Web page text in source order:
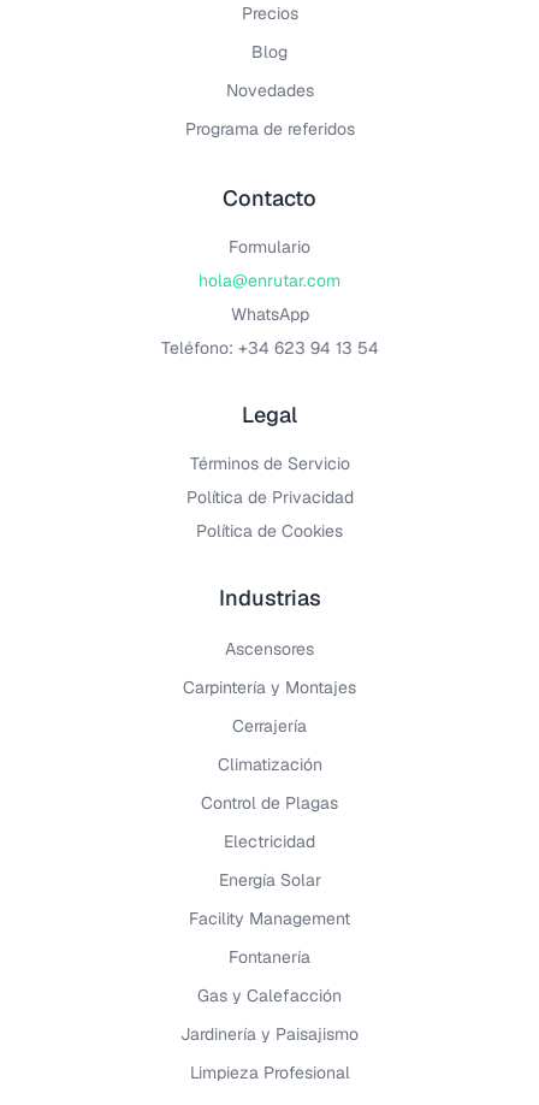
Precios
Blog
Novedades
Programa de referidos
Contacto
Formulario
hola@enrutar.com
WhatsApp
Teléfono: +34 623 94 13 54
Legal
Términos de Servicio
Política de Privacidad
Política de Cookies
Industrias
Ascensores
Carpintería y Montajes
Cerrajería
Climatización
Control de Plagas
Electricidad
Energía Solar
Facility Management
Fontanería
Gas y Calefacción
Jardinería y Paisajismo
Limpieza Profesional